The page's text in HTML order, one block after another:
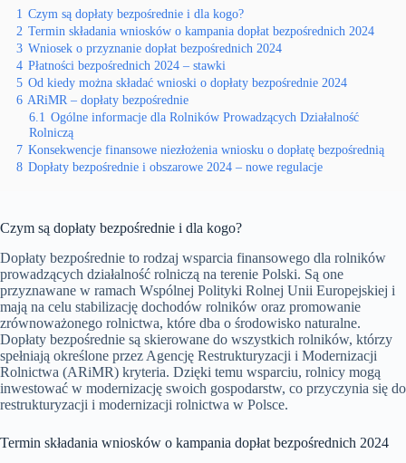
1 Czym są dopłaty bezpośrednie i dla kogo?
2 Termin składania wniosków o kampania dopłat bezpośrednich 2024
3 Wniosek o przyznanie dopłat bezpośrednich 2024
4 Płatności bezpośrednich 2024 – stawki
5 Od kiedy można składać wnioski o dopłaty bezpośrednie 2024
6 ARiMR – dopłaty bezpośrednie
6.1 Ogólne informacje dla Rolników Prowadzących Działalność
Rolniczą
7 Konsekwencje finansowe niezłożenia wniosku o dopłatę bezpośrednią
8 Dopłaty bezpośrednie i obszarowe 2024 – nowe regulacje
Czym są dopłaty bezpośrednie i dla kogo?
Dopłaty bezpośrednie to rodzaj wsparcia finansowego dla rolników
prowadzących działalność rolniczą na terenie Polski. Są one
przyznawane w ramach Wspólnej Polityki Rolnej Unii Europejskiej i
mają na celu stabilizację dochodów rolników oraz promowanie
zrównoważonego rolnictwa, które dba o środowisko naturalne.
Dopłaty bezpośrednie są skierowane do wszystkich rolników, którzy
spełniają określone przez Agencję Restrukturyzacji i Modernizacji
Rolnictwa (ARiMR) kryteria. Dzięki temu wsparciu, rolnicy mogą
inwestować w modernizację swoich gospodarstw, co przyczynia się do
restrukturyzacji i modernizacji rolnictwa w Polsce.
Termin składania wniosków o kampania dopłat bezpośrednich 2024